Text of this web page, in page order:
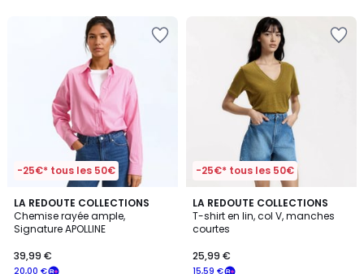
-25€* tous les 50€
LA REDOUTE COLLECTIONS
Chemise rayée ample,
Signature APOLLINE
20,00 €
39,99 €
4,5
/ 5
-25€* tous les 50€
LA REDOUTE COLLECTIONS
T-shirt en lin, col V, manches
courtes
15,59 €
25,99 €
4,7
/ 5
4
Couleurs